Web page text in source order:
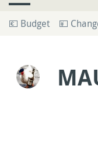
💶 Budget 💴